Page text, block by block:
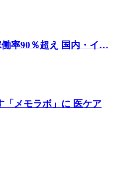
率90％超え 国内・イ…
「メモラボ」に 医ケア